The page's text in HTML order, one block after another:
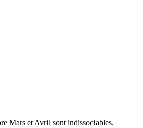
Mars et Avril sont indissociables.